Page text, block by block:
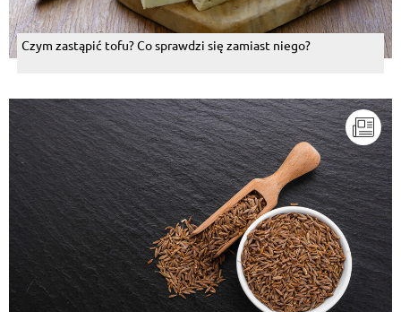
Czym zastąpić tofu? Co sprawdzi się zamiast niego?